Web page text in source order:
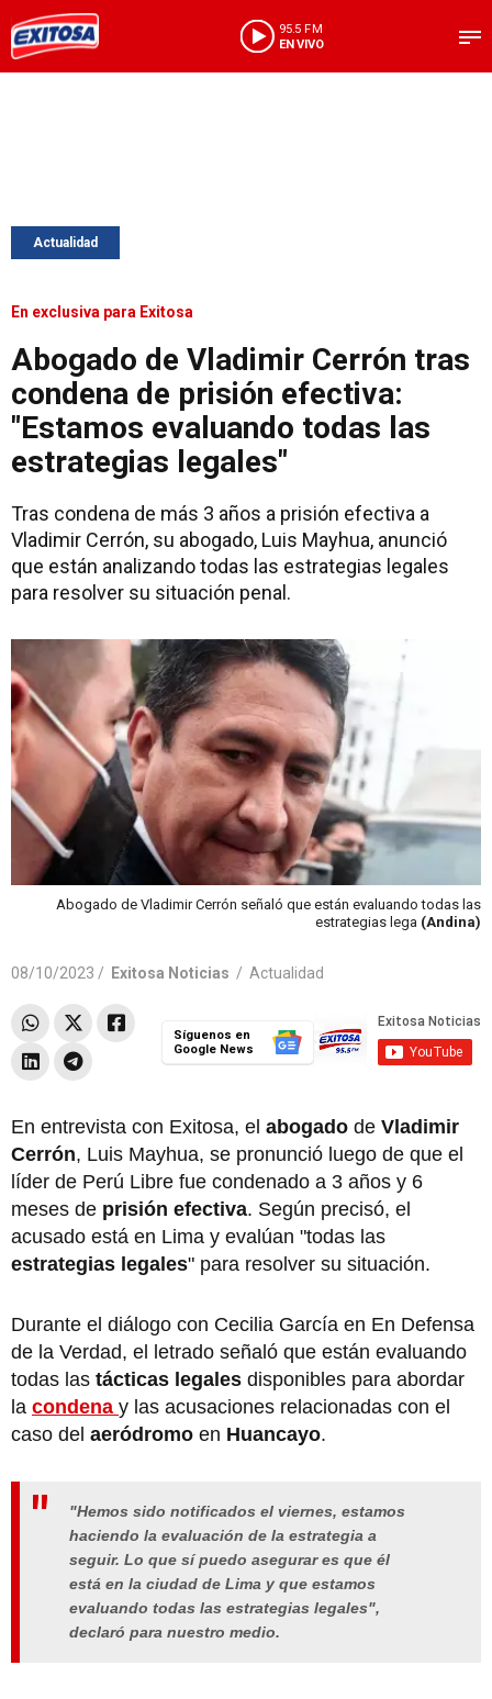
95.5 FM
EN VIVO
Actualidad
En exclusiva para Exitosa
Abogado de Vladimir Cerrón tras
condena de prisión efectiva:
"Estamos evaluando todas las
estrategias legales"
Tras condena de más 3 años a prisión efectiva a
Vladimir Cerrón, su abogado, Luis Mayhua, anunció
que están analizando todas las estrategias legales
para resolver su situación penal.
Abogado de Vladimir Cerrón señaló que están evaluando todas las
estrategias lega (Andina)
08/10/2023 / Exitosa Noticias / Actualidad
Síguenos en
Google News
En entrevista con Exitosa, el abogado de Vladimir
Cerrón, Luis Mayhua, se pronunció luego de que el
líder de Perú Libre fue condenado a 3 años y 6
meses de prisión efectiva. Según precisó, el
acusado está en Lima y evalúan "todas las
estrategias legales" para resolver su situación.
Durante el diálogo con Cecilia García en En Defensa
de la Verdad, el letrado señaló que están evaluando
todas las tácticas legales disponibles para abordar
la condena y las acusaciones relacionadas con el
caso del aeródromo en Huancayo.
"Hemos sido notificados el viernes, estamos
haciendo la evaluación de la estrategia a
seguir. Lo que sí puedo asegurar es que él
está en la ciudad de Lima y que estamos
evaluando todas las estrategias legales",
declaró para nuestro medio.